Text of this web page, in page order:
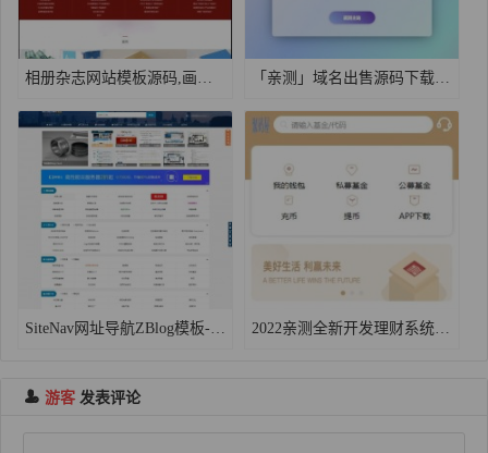
游客 发表评论